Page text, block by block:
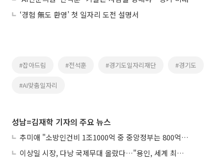
‘경험 無도 환영’ 첫 일자리 도전 설명서
#잡아드림 #전석훈 #경기도일자리재단 #경기도
#AI맞춤일자리
성남=김재학 기자의 주요 뉴스
추미애 "소방인건비 1조1000억 중 중앙정부는 800억뿐"
이상일 시장, 다낭 국제무대 올랐다…"용인, 세계 최대 반도체 도시 된다"